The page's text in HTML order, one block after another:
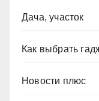
Дача, участок
Как выбрать
Новости плюс